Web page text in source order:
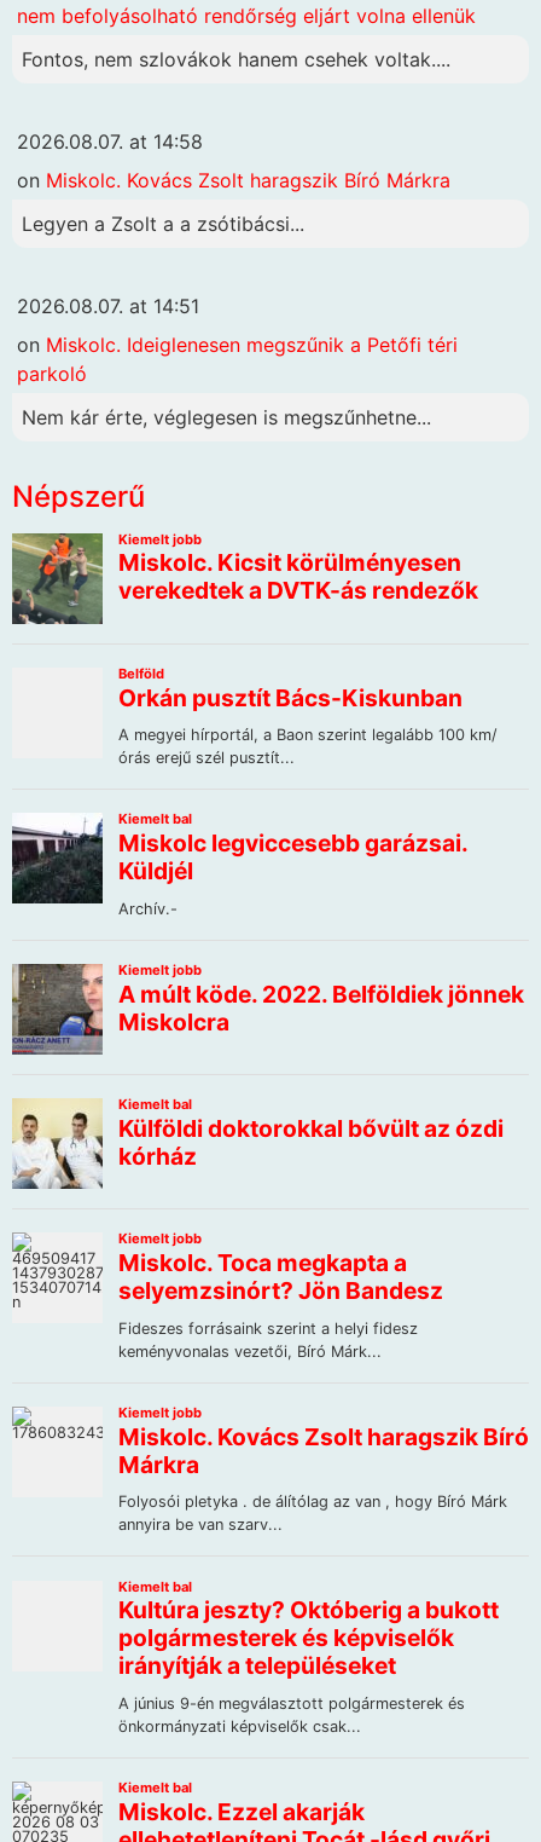
nem befolyásolható rendőrség eljárt volna ellenük
Fontos, nem szlovákok hanem csehek voltak....
2026.08.07. at 14:58
on Miskolc. Kovács Zsolt haragszik Bíró Márkra
Legyen a Zsolt a a zsótibácsi...
2026.08.07. at 14:51
on Miskolc. Ideiglenesen megszűnik a Petőfi téri
parkoló
Nem kár érte, véglegesen is megszűnhetne...
Népszerű